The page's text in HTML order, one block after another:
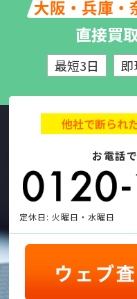
大阪・兵庫・
直接買
最短3日 即
他社で断られ
お電話
定休日: 火曜日・水曜日